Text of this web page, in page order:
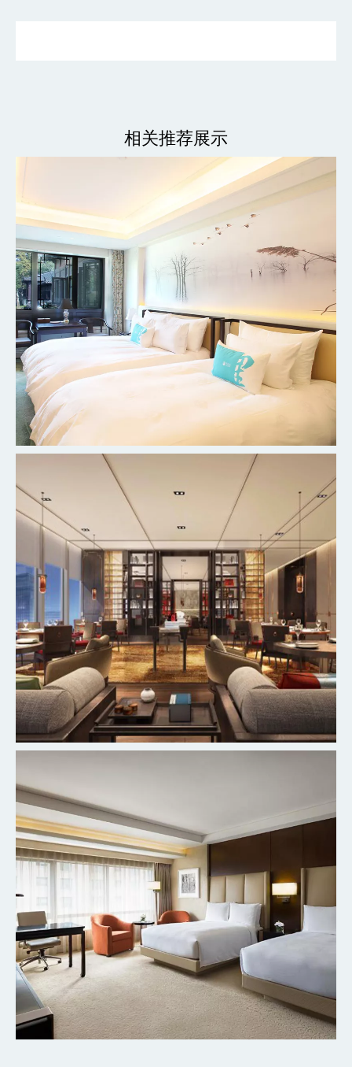
相关推荐展示
杭州柳莺里宾馆客房
探索更多
探索更多